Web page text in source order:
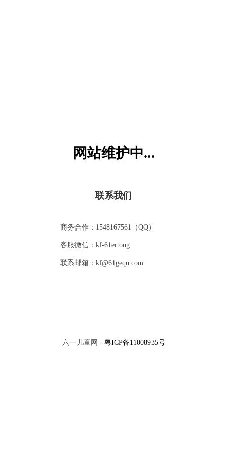
网站维护中...
联系我们
商务合作：1548167561（QQ）
客服微信：kf-61ertong
联系邮箱：kf@61gequ.com
六一儿童网 - 粤ICP备11008935号